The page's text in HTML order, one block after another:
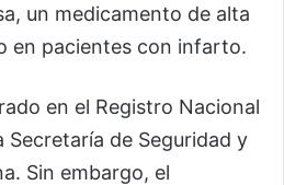
un medicamento de alta
en pacientes con infarto.
en el Registro Nacional
Secretaría de Seguridad y
Sin embargo, el